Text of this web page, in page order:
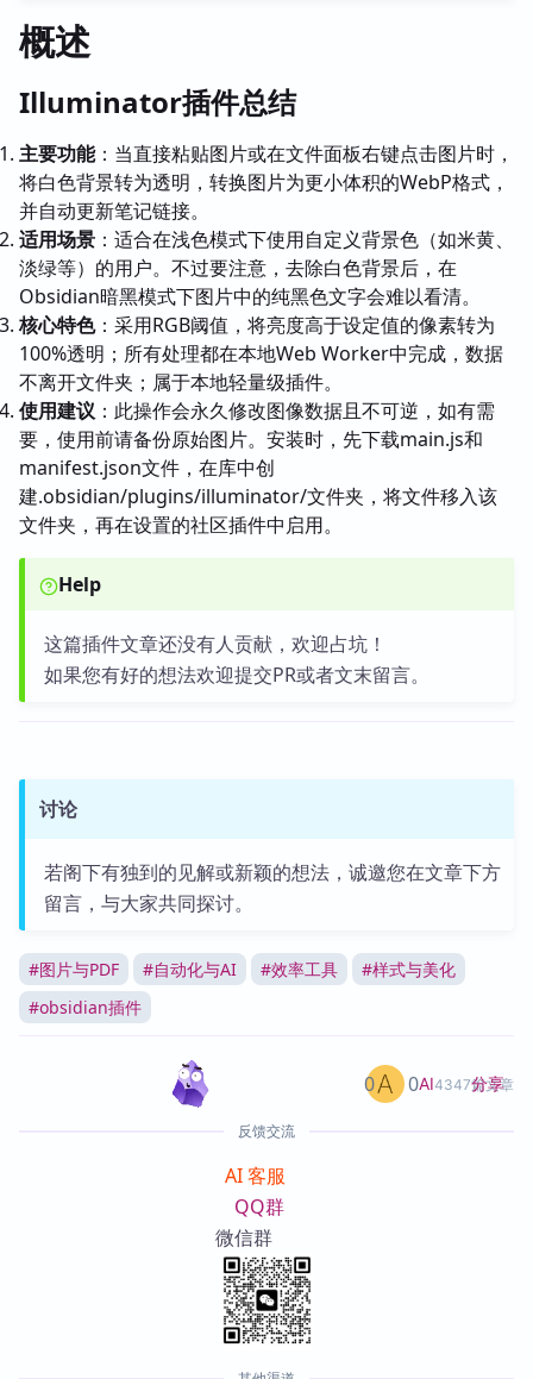
概述
Illuminator插件总结
主要功能：当直接粘贴图片或在文件面板右键点击图片时，
将白色背景转为透明，转换图片为更小体积的WebP格式，
并自动更新笔记链接。
适用场景 ：适合在浅色模式下使用自定义背景色（如米黄、
淡绿等）的用户。不过要注意，去除白色背景后，在
Obsidian暗黑模式下图片中的纯黑色文字会难以看清。
核心特色：采用RGB阈值，将亮度高于设定值的像素转为
100%透明；所有处理都在本地Web Worker中完成，数据
不离开文件夹；属于本地轻量级插件。
使用建议 ：此操作会永久修改图像数据且不可逆，如有需
要，使用前请备份原始图片。安装时，先下载main.js和
manifest.json文件，在库中创
建.obsidian/plugins/illuminator/文件夹，将文件移入该
文件夹，再在设置的社区插件中启用。
Help
这篇插件文章还没有人贡献，欢迎占坑！
如果您有好的想法欢迎提交PR或者文末留言。
讨论
若阁下有独到的见解或新颖的想法，诚邀您在文章下方
留言，与大家共同探讨。
#图片与PDF #自动化与AI #效率工具 #样式与美化
#obsidian插件
AI4347篇文章
0 0 分享
反馈交流
AI 客服
QQ群
微信群